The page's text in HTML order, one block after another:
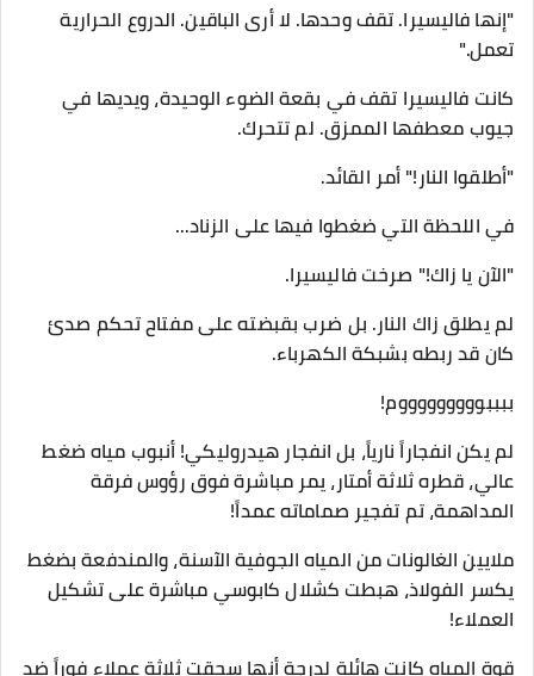
"إنها فاليسيرا. تقف وحدها. لا أرى الباقين. الدروع الحرارية
تعمل."
​كانت فاليسيرا تقف في بقعة الضوء الوحيدة، ويديها في
جيوب معطفها الممزق. لم تتحرك.
​"أطلقوا النار!" أمر القائد.
​في اللحظة التي ضغطوا فيها على الزناد...
"الآن يا زاك!" صرخت فاليسيرا.
​لم يطلق زاك النار. بل ضرب بقبضته على مفتاح تحكم صدئ
كان قد ربطه بشبكة الكهرباء.
​ببببوووووووووم!
​لم يكن انفجاراً نارياً، بل انفجار هيدروليكي! أنبوب مياه ضغط
عالي، قطره ثلاثة أمتار، يمر مباشرة فوق رؤوس فرقة
المداهمة، تم تفجير صماماته عمداً!
​ملايين الغالونات من المياه الجوفية الآسنة، والمندفعة بضغط
يكسر الفولاذ، هبطت كشلال كابوسي مباشرة على تشكيل
العملاء!
قوة المياه كانت هائلة لدرجة أنها سحقت ثلاثة عملاء فوراً ضد